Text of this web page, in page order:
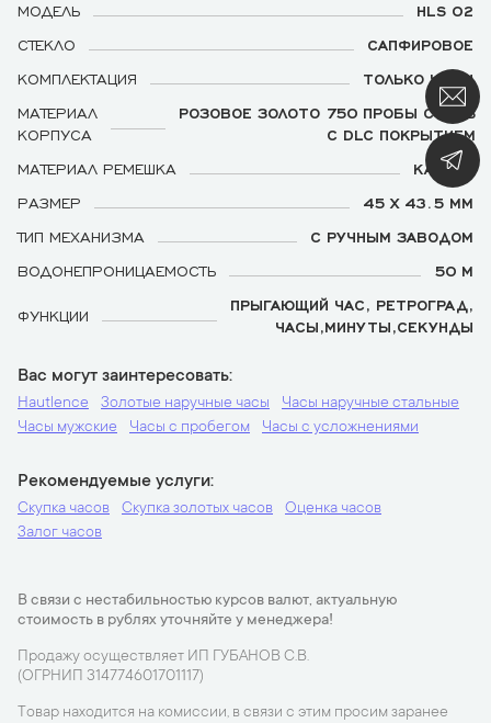
МОДЕЛЬ
HLS 02
СТЕКЛО
САПФИРОВОЕ
КОМПЛЕКТАЦИЯ
ТОЛЬКО ЧАСЫ
МАТЕРИАЛ
КОРПУСА
РОЗОВОЕ ЗОЛОТО 750 ПРОБЫ СТАЛЬ
С DLC ПОКРЫТИЕМ
МАТЕРИАЛ РЕМЕШКА
КАУЧУК
РАЗМЕР
45 X 43.5 MM
ТИП МЕХАНИЗМА
С РУЧНЫМ ЗАВОДОМ
ВОДОНЕПРОНИЦАЕМОСТЬ
50 М
ФУНКЦИИ
ПРЫГАЮЩИЙ ЧАС, РЕТРОГРАД,
ЧАСЫ,МИНУТЫ,СЕКУНДЫ
Вас могут заинтересовать
Hautlence Золотые наручные часы
Часы наручные стальные
Часы мужские
Часы с пробегом Часы с усложнениями
Рекомендуемые услуги
Скупка часов Скупка золотых часов
Оценка часов
Залог часов
В связи с нестабильностью курсов валют, актуальную
стоимость в рублях уточняйте у менеджера!
Продажу осуществляет ИП ГУБАНОВ С.В.
(ОГРНИП 314774601701117)
Товар находится на комиссии, в связи с этим просим заранее